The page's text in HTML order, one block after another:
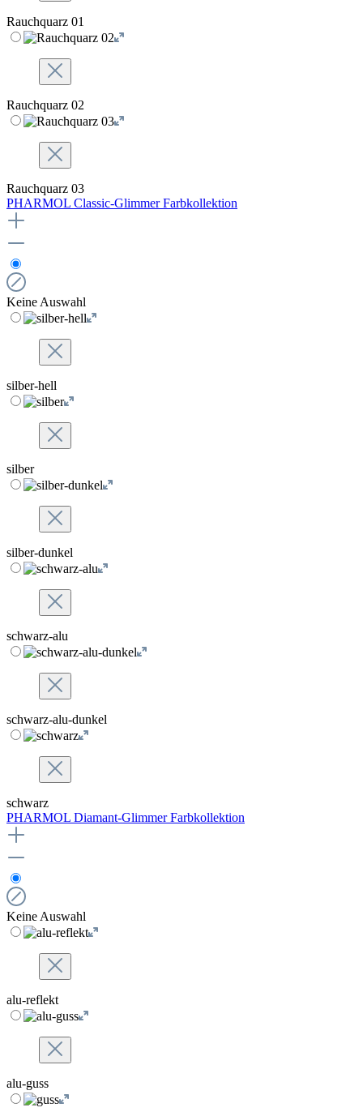
Rauchquarz 01
Rauchquarz 02
Rauchquarz 03
PHARMOL Classic-Glimmer Farbkollektion
Keine Auswahl
silber-hell
silber
silber-dunkel
schwarz-alu
schwarz-alu-dunkel
schwarz
PHARMOL Diamant-Glimmer Farbkollektion
Keine Auswahl
alu-reflekt
alu-guss